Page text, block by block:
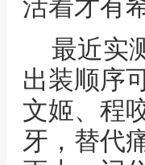
活着才有
最近实
出装顺序
文姬、程
牙，替代